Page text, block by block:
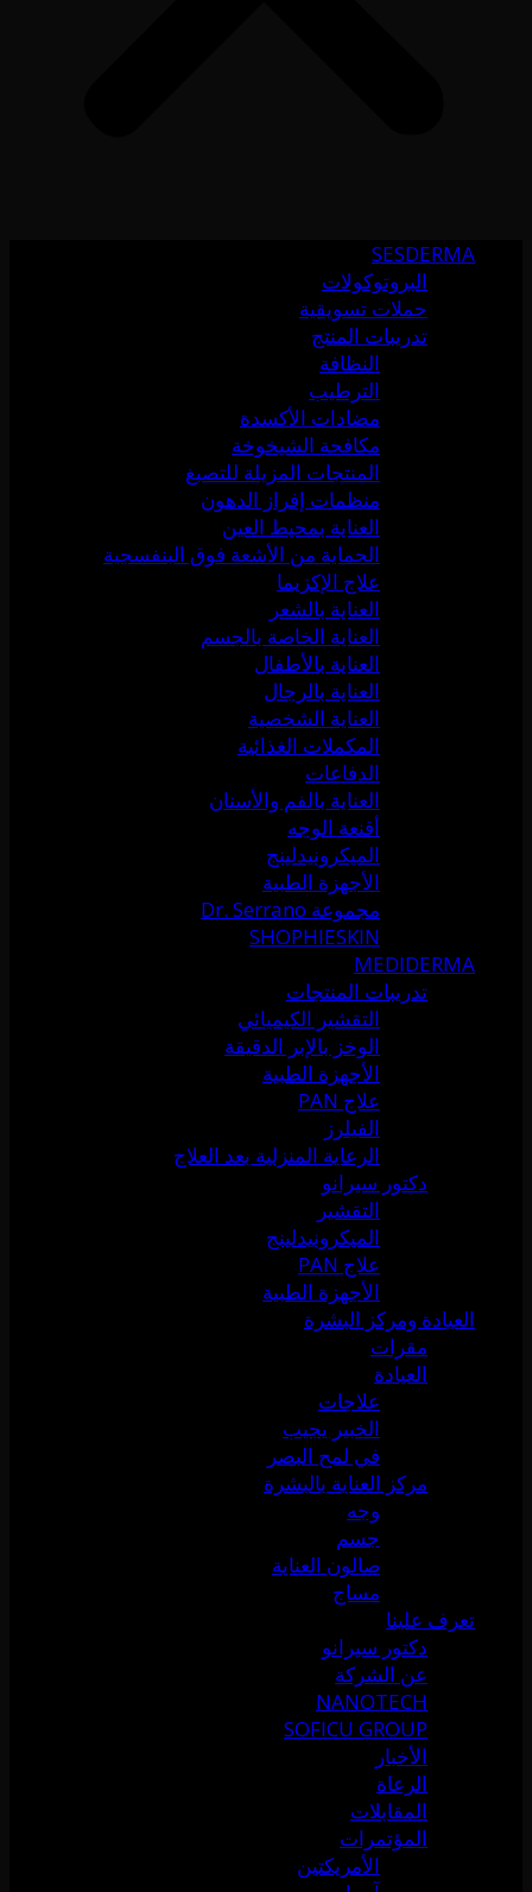
SESDERMA
البروتوكولات
حملات تسويقية
تدريبات المنتج
النظافة
الترطيب
مضادات الأكسدة
مكافحة الشيخوخة
المنتجات المزيلة للتصبغ
منظمات إفراز الدهون
العناية بمحيط العين
الحماية من الأشعة فوق البنفسجية
علاج الإكزيما
العناية بالشعر
العناية الخاصة بالجسم
العناية بالأطفال
العناية بالرجال
العناية الشخصية
المكملات الغذائية
الدفاعات
العناية بالفم والأسنان
أقنعة الوجه
الميكرونيدلينج
الأجهزة الطبية
مجموعة Dr. Serrano
SHOPHIESKIN
MEDIDERMA
تدريبات المنتجات
التقشير الكيميائي
الوخز بالإبر الدقيقة
الأجهزة الطبية
علاج PAN
الفيلرز
الرعاية المنزلية بعد العلاج
دكتور سيرانو
التقشير
الميكرونيدلينج
علاج PAN
الأجهزة الطبية
العيادة ومركز البشرة
مقرات
العيادة
علاجات
الخبير يجيب
في لمح البصر
مركز العناية بالبشرة
وجه
جسم
صالون العناية
مساج
تعرف علينا
دكتور سيرانو
عن الشركة
NANOTECH
SOFICU GROUP
الأخبار
الرعاة
المقابلات
المؤتمرات
الأمريكتين